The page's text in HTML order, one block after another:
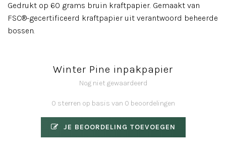
Gedrukt op 60 grams bruin kraftpapier. Gemaakt van
FSC®-gecertificeerd kraftpapier uit verantwoord beheerde
bossen.
Winter Pine inpakpapier
Nog niet gewaardeerd
0 sterren op basis van 0 beoordelingen
JE BEOORDELING TOEVOEGEN